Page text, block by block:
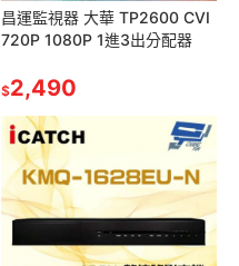
昌運監視器 大華 TP2600 CVI
720P 1080P 1進3出分配器
$2,490